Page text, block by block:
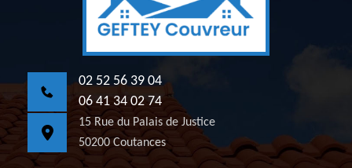
02 52 56 39 04
06 41 34 02 74
15 Rue du Palais de Justice
50200 Coutances